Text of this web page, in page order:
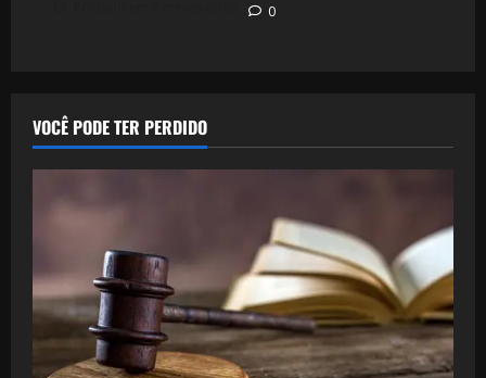
0
VOCÊ PODE TER PERDIDO